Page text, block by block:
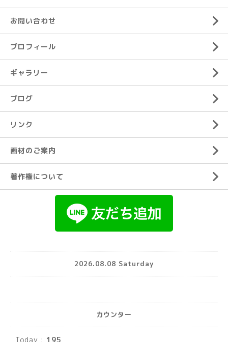
お問い合わせ
プロフィール
ギャラリー
ブログ
リンク
画材のご案内
著作権について
2026.08.08 Saturday
カウンター
Today : 195